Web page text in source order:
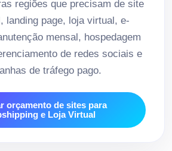
regiões que precisam de site
landing page, loja virtual, e-
mensal, hospedagem
de redes sociais e
de tráfego pago.
orçamento de sites para
e Loja Virtual